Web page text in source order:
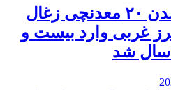
کشته شدن ۲۰ معدنچی زغال
غربی وارد بیست و
شد